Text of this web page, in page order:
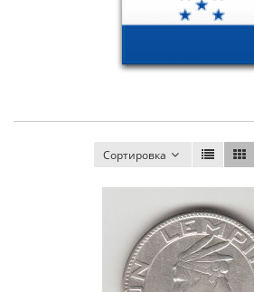
Сортировка